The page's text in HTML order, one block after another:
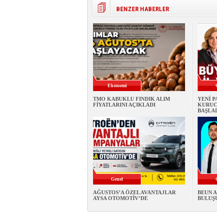
BENZER HABERLER
Ekonomi
TMO KABUKLU FINDIK ALIM
FİYATLARINI AÇIKLADI
YENİ
Genel
AĞUSTOS’A ÖZEL AVANTAJLAR
AYSA OTOMOTİV’DE
BEUN